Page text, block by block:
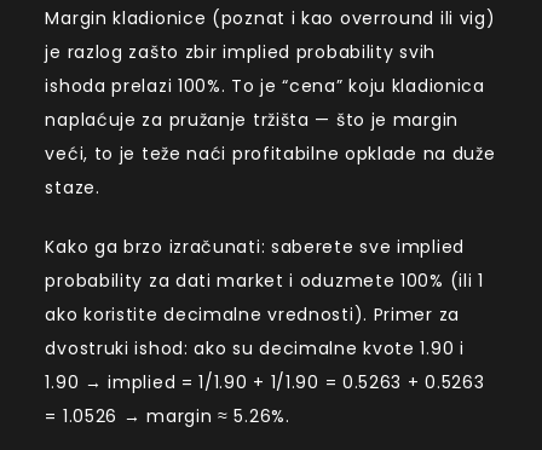
Margin kladionice (poznat i kao overround ili vig)
je razlog zašto zbir implied probability svih
ishoda prelazi 100%. To je “cena” koju kladionica
naplaćuje za pružanje tržišta — što je margin
veći, to je teže naći profitabilne opklade na duže
staze.
Kako ga brzo izračunati: saberete sve implied
probability za dati market i oduzmete 100% (ili 1
ako koristite decimalne vrednosti). Primer za
dvostruki ishod: ako su decimalne kvote 1.90 i
1.90 → implied = 1/1.90 + 1/1.90 = 0.5263 + 0.5263
= 1.0526 → margin ≈ 5.26%.